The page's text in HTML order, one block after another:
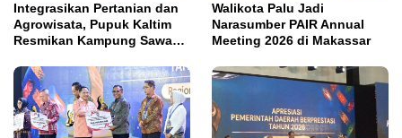
Integrasikan Pertanian dan
Agrowisata, Pupuk Kaltim
Resmikan Kampung Sawah
Walikota Palu Jadi
Narasumber PAIR Annual
Meeting 2026 di Makassar